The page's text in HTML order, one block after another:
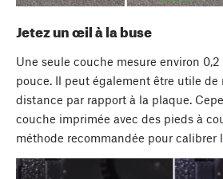
Jetez un œil à la buse
Une seule couche mesure environ
pouce. Il peut également être utile de
distance par rapport à la plaque.
couche imprimée avec des pieds à
méthode recommandée pour calibrer